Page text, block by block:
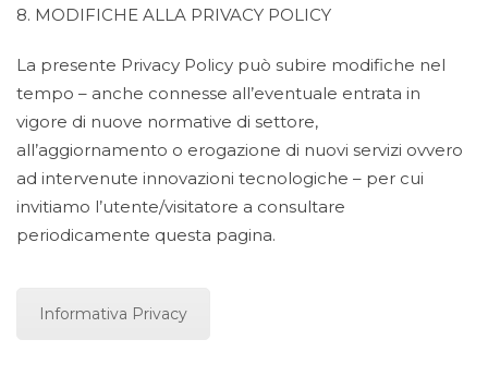
8. MODIFICHE ALLA PRIVACY POLICY
La presente Privacy Policy può subire modifiche nel
tempo – anche connesse all’eventuale entrata in
vigore di nuove normative di settore,
all’aggiornamento o erogazione di nuovi servizi ovvero
ad intervenute innovazioni tecnologiche – per cui
invitiamo l’utente/visitatore a consultare
periodicamente questa pagina.
Informativa Privacy